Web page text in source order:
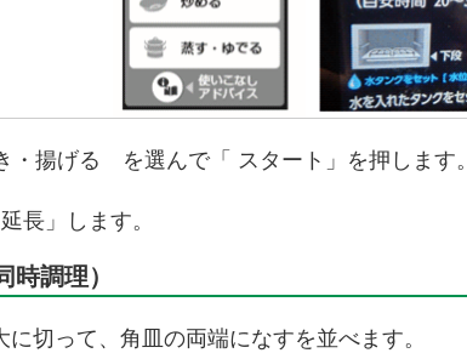
・揚げる を選んで「 スタート」を押します。
長」します。
時調理）
に切って、角皿の両端になすを並べます。